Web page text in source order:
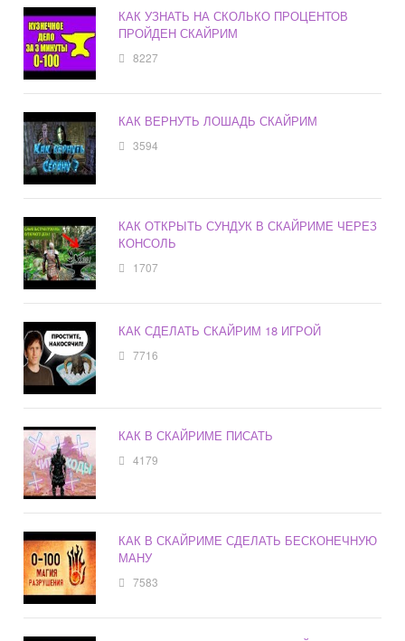
КАК УЗНАТЬ НА СКОЛЬКО ПРОЦЕНТОВ
ПРОЙДЕН СКАЙРИМ
8227
КАК ВЕРНУТЬ ЛОШАДЬ СКАЙРИМ
3594
КАК ОТКРЫТЬ СУНДУК В СКАЙРИМЕ ЧЕРЕЗ
КОНСОЛЬ
1707
КАК СДЕЛАТЬ СКАЙРИМ 18 ИГРОЙ
7716
КАК В СКАЙРИМЕ ПИСАТЬ
4179
КАК В СКАЙРИМЕ СДЕЛАТЬ БЕСКОНЕЧНУЮ
МАНУ
7583